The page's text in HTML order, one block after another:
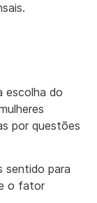
escolha do
por questões
sentido para
o fator